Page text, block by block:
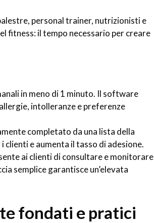
personal trainer, nutrizionisti e
fitness: il tempo necessario per creare
in meno di 1 minuto. Il software
intolleranze e preferenze
completato da una lista della
e aumenta il tasso di adesione.
ai clienti di consultare e monitorare
semplice garantisce un’elevata
fondati e pratici